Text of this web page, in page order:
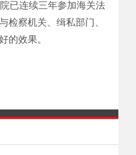
已连续三年参加海关法
检察机关、缉私部门、
的效果。